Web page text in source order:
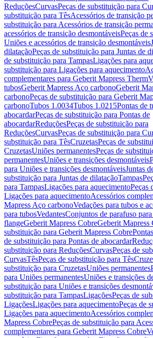
ReduçõesCurvasPeças de substituição para
substituição para TêsAcessórios de transição
substituição para Acessórios de transição
acessórios de transição desmontáveisPeças de
Uniões e acessórios de transição desmontáveis
dilataçãoPeças de substituição para Juntas de
de substituição para TampasLigações para
substituição para Ligações para aquecimento
complementares para Geberit Mapress Therm
tubosGeberit Mapress Aço carbonoGeberit
carbonoPeças de substituição para Geberit
carbonoTubos 1.0034Tubos 1.0215Pontas de
abocardarPeças de substituição para Pontas de
abocardarReduçõesPeças de substituição para
ReduçõesCurvasPeças de substituição para
substituição para TêsCruzetasPeças de
CruzetasUniões permanentesPeças de
permanentesUniões e transições desmontáveis
para Uniões e transições desmontáveisJuntas
substituição para Juntas de dilataçãoTampas
para TampasLigações para aquecimentoPeças
Ligações para aquecimentoAcessórios
Mapress Aço carbonoVedações para tubos e
para tubosVedantesConjuntos de parafuso
flangeGeberit Mapress CobreGeberit Mapress
substituição para Geberit Mapress Cobre
de substituição para Pontas de abocardar
substituição para ReduçõesCurvasPeças de
CurvasTêsPeças de substituição para Tês
substituição para CruzetasUniões permanentes
para Uniões permanentesUniões e transições
substituição para Uniões e transições
substituição para TampasLigaçõesPeças de
LigaçõesLigações para aquecimentoPeças de
Ligações para aquecimentoAcessórios
Mapress CobrePeças de substituição para
complementares para Geberit Mapress Cobre